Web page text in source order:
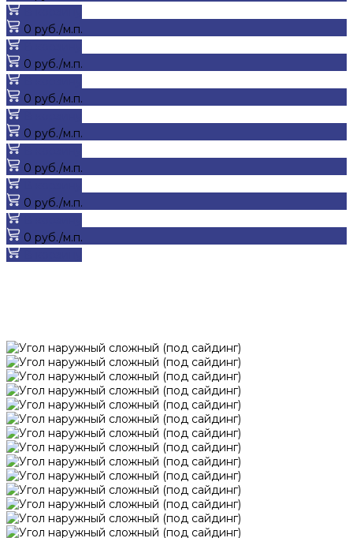
0 руб./м.п.
0 руб./м.п.
0 руб./м.п.
0 руб./м.п.
0 руб./м.п.
0 руб./м.п.
0 руб./м.п.